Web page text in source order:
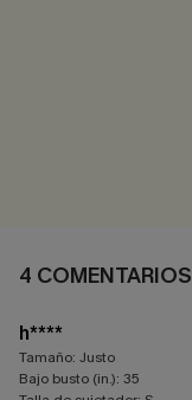
4 COMENTARIOS
h****
Tamaño: Justo
Bajo busto (in.): 35